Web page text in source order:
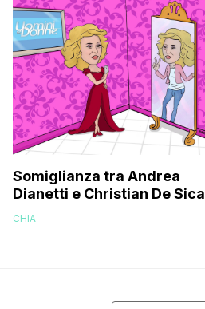
Somiglianza tra Andrea
Dianetti e Christian De Sica
CHIA